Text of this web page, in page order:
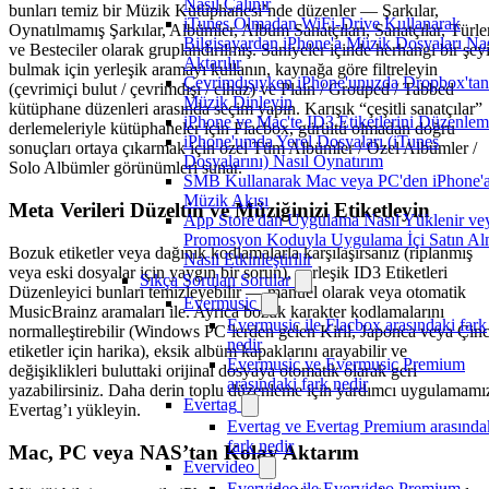
Nasıl Çalınır
iTunes Olmadan WiFi-Drive Kullanarak
Bilgisayardan iPhone'a Müzik Dosyaları
Aktarılır
Çevrimdışıyken iPhone'unuzda Dropbox'tan
Müzik Dinleyin
iPhone ve Mac'te ID3 Etiketlerini
iPhone'umda Yerel Dosyaları (iTunes
Dosyalarını) Nasıl Oynatırım
SMB Kullanarak Mac veya PC'den
Müzik Akışı
App Store'dan Uygulama Nasıl Yüklenir
Promosyon Koduyla Uygulama İçi Satın
Nasıl Etkinleştirilir
Sıkça Sorulan Sorular
Evermusic
Evermusic ile Flacbox arasındaki fark
nedir
Evermusic ve Evermusic Premium
arasındaki fark nedir
Evertag
Evertag ve Evertag Premium
fark nedir
Evervideo
bunları temiz bir Müzik Kütüphanesi’nde düzenler — Şarkılar,
Oynatılmamış Şarkılar, Albümler, Albüm Sanatçıları, Sanatçılar,
ve Besteciler olarak gruplandırılmış. Saniyeler içinde herhangi bir şeyi
bulmak için yerleşik aramayı kullanın, kaynağa göre filtreleyin
(çevrimiçi bulut / çevrimdışı / cihaz) ve Plain / Grouped / Tabbed
kütüphane düzenleri arasında seçim yapın. Karışık “çeşitli sanatçılar”
derlemeleriyle kütüphaneler için Flacbox, gürültü olmadan doğru
sonuçları ortaya çıkarmak için özel Tüm Albümler / Özel Albümler /
Solo Albümler görünümleri sunar.
Meta Verileri Düzeltin ve Müziğinizi Etiketleyin
Bozuk etiketler veya dağınık kodlamalarla karşılaşırsanız (riplanmış
veya eski dosyalar için yaygın bir sorun), yerleşik ID3 Etiketleri
Düzenleyici bunları temizleyebilir — manuel olarak veya otomatik
MusicBrainz aramaları ile. Ayrıca bozuk karakter kodlamalarını
normalleştirebilir (Windows PC’lerden gelen Kiril, Japonca veya
etiketler için harika), eksik albüm kapaklarını arayabilir ve
değişiklikleri buluttaki orijinal dosyaya otomatik olarak geri
yazabilirsiniz. Daha derin toplu düzenleme için yardımcı
Evertag’ı yükleyin.
Mac, PC veya NAS’tan Kolay Aktarım